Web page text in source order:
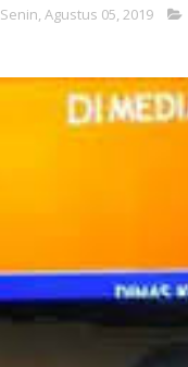
Senin, Agustus 05, 2019